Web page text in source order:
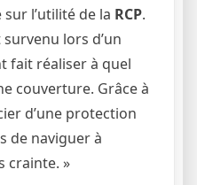
l’utilité de la RCP.
lors d’un
fait réaliser à quel
couverture. Grâce à
d’une protection
de naviguer à
crainte. »